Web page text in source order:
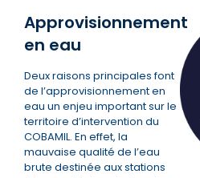
Approvisionnement
en eau
Deux raisons principales font
de l’approvisionnement en
eau un enjeu important sur le
territoire d’intervention du
COBAMIL. En effet, la
mauvaise qualité de l’eau
brute destinée aux stations